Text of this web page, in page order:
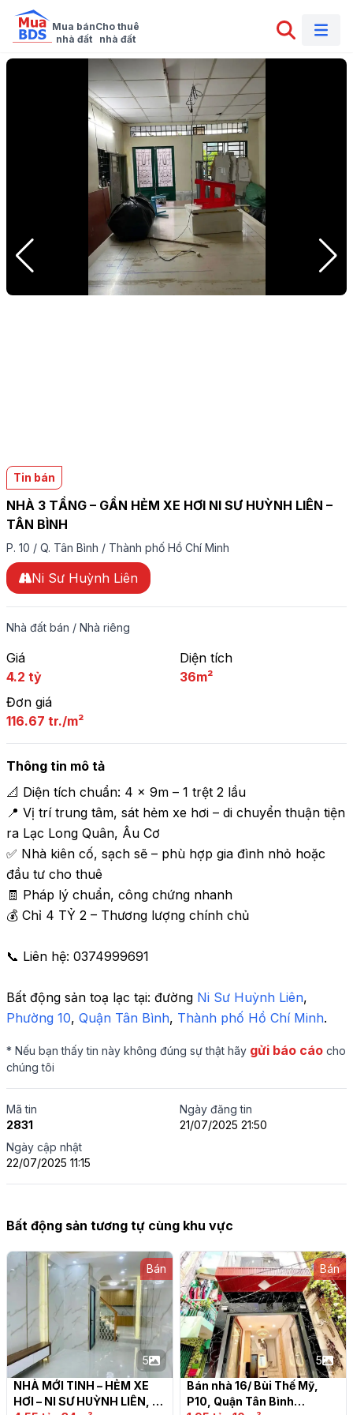
Mua bán
nhà đất
Cho thuê
nhà đất
Tin bán
NHÀ 3 TẦNG – GẦN HẺM XE HƠI NI SƯ HUỲNH LIÊN –
TÂN BÌNH
P. 10 / Q. Tân Bình / Thành phố Hồ Chí Minh
Ni Sư Huỳnh Liên
Nhà đất bán / Nhà riêng
Giá
4.2 tỷ
Diện tích
36m²
Đơn giá
116.67 tr./m²
Thông tin mô tả
📐 Diện tích chuẩn: 4 x 9m – 1 trệt 2 lầu
📍 Vị trí trung tâm, sát hẻm xe hơi – di chuyển thuận tiện
ra Lạc Long Quân, Âu Cơ
✅ Nhà kiên cố, sạch sẽ – phù hợp gia đình nhỏ hoặc
đầu tư cho thuê
🧾 Pháp lý chuẩn, công chứng nhanh
💰 Chỉ 4 TỶ 2 – Thương lượng chính chủ
📞 Liên hệ: 0374999691
Bất động sản toạ lạc tại: đường Ni Sư Huỳnh Liên
Phường 10, Quận Tân Bình, Thành phố Hồ Chí Minh.
* Nếu bạn thấy tin này không đúng sự thật hãy gửi báo cáo cho
chúng tôi
Mã tin
2831
Ngày đăng tin
21/07/2025 21:50
Ngày cập nhật
22/07/2025 11:15
Bất động sản tương tự cùng khu vực
Bán
5
NHÀ MỚI TINH – HẺM XE
HƠI – NI SƯ HUỲNH LIÊN,
Bán
5
Bán nhà 16/ Bùi Thế Mỹ,
P10, Quận Tân Bình